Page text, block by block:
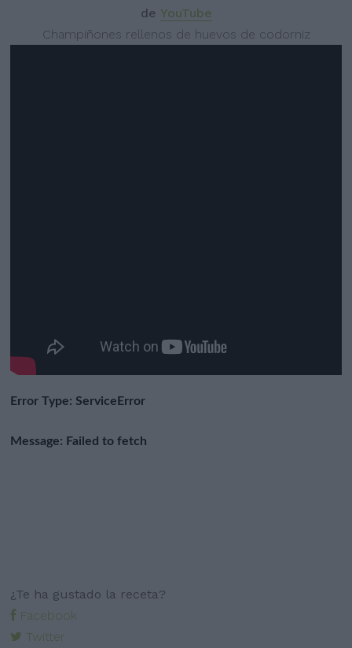
de YouTube
Champiñones rellenos de huevos de codorniz
¿Te ha gustado la receta?
Facebook
Twitter